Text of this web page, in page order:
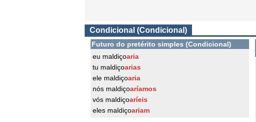
Condicional (Condicional)
Futuro do pretérito simples (Condicional)
eu maldiçoaria
tu maldiçoarias
ele maldiçoaria
nós maldiçoaríamos
vós maldiçoaríeis
eles maldiçoariam